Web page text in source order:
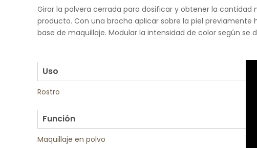
Girar la polvera cerrada para dosificar y obtener la cantidad
producto. Con una brocha aplicar sobre la piel previamente
base de maquillaje. Modular la intensidad de color según se
Uso
Rostro
Función
Maquillaje en polvo